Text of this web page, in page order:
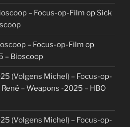
– Focus-op-Film op Sick
– Focus-op-Film op
– Bioscoop
(Volgens Michel) – Focus-op-
– Weapons -2025 – HBO
(Volgens Michel) – Focus-op-